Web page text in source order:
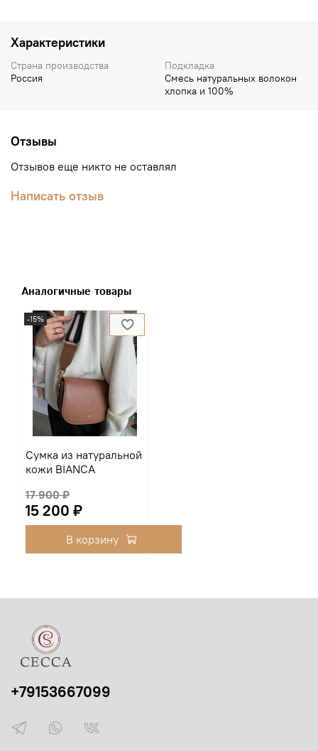
Характеристики
Страна производства
Россия
Подкладка
Смесь натуральных волокон
хлопка и 100%
Отзывы
Отзывов еще никто не оставлял
Написать отзыв
Аналогичные товары
-15%
Сумка из натуральной
кожи BIANCA
17 900 ₽
15 200 ₽
В корзину
+79153667099